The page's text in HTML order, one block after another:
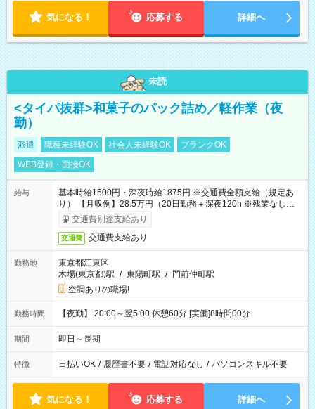
気になる！ 応募する 詳細へ
未読
<タイパ抜群>和菓子のパック詰め／軽作業（夜
勤）
派遣 職種未経験OK 社会人未経験OK
ブランクOK
WEB登録・面接OK
給与
基本時給1500円・深夜時給1875円 ※交通費全額支給（規定あ
り） 【月収例】28.5万円（20日勤務＋深夜120h ※残業なしの場
合）交通費別途支給あり
交通費 交通費支給あり
勤務地
東京都江東区
木場(東京都)駅 / 東陽町駅 / 門前仲町駅
空調ありの職場!
勤務時間 【夜勤】 20:00～翌5:00 休憩60分 [実働]8時間00分
期間 即日～長期
特徴 日払いOK / 履歴書不要 / 電話対応なし / パソコンスキル不要
気になる！ 応募する 詳細へ